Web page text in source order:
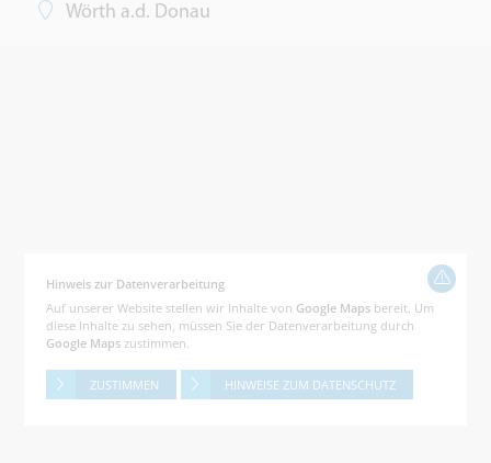
Wörth a.d. Donau
Hinweis zur Datenverarbeitung
Auf unserer Website stellen wir Inhalte von Google Maps bereit. Um
diese Inhalte zu sehen, müssen Sie der Datenverarbeitung durch
Google Maps zustimmen.
ZUSTIMMEN HINWEISE ZUM DATENSCHUTZ